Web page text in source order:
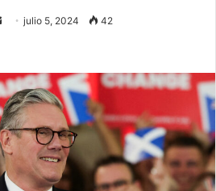
Sendjulio 5, 2024 42